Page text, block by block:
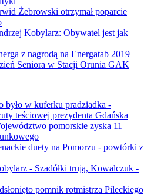
Żebrowski otrzymał poparcie
Kobylarz: Obywatel jest jak
z nagrodą na Energatab 2019
Seniora w Stacji Orunia GAK
było w kuferku pradziadka -
teściowej prezydenta Gdańska
pomorskie zyska 11
duety na Pomorzu - powtórki z
- Szadółki trują, Kowalczuk -
pomnik rotmistrza Pileckiego